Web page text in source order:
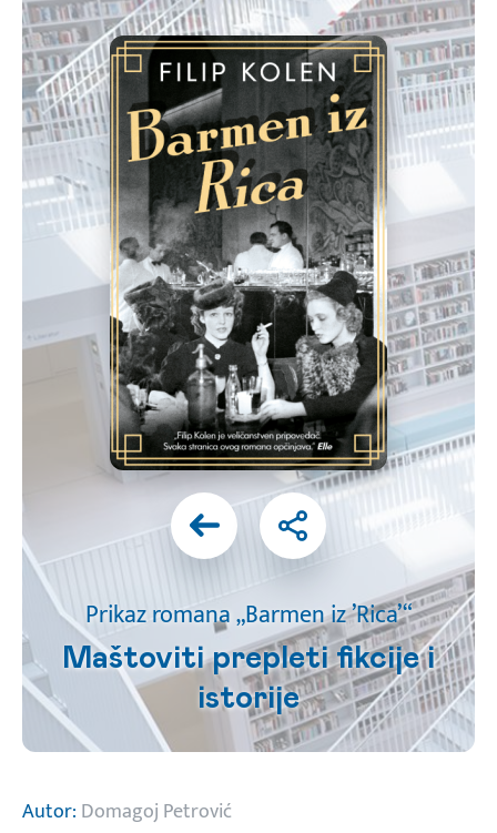
Prikaz romana „Barmen iz ’Rica’“
Maštoviti prepleti fikcije i
istorije
Autor: Domagoj Petrović